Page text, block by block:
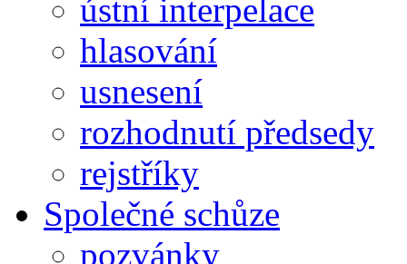
ústní interpelace
hlasování
usnesení
rozhodnutí předsedy
rejstříky
Společné schůze
pozvánky